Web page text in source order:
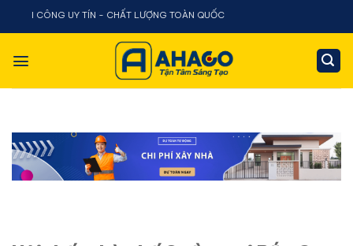
Chuyển
dung
UY TÍN - CHẤT LƯỢNG TOÀN QUỐC